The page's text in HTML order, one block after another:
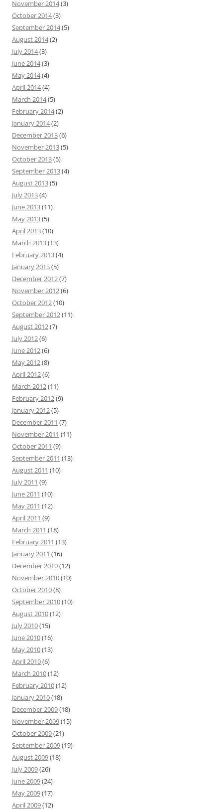
November 2014(3)
October 2014(3)
September 2014(5)
August 2014(2)
July 2014(3)
June 2014(3)
May 2014(4)
April 2014(4)
March 2014(5)
February 2014(2)
January 2014(2)
December 2013(6)
November 2013(5)
October 2013(5)
September 2013(4)
August 2013(5)
July 2013(4)
June 2013(11)
May 2013(5)
April 2013(10)
March 2013(13)
February 2013(4)
January 2013(5)
December 2012(7)
November 2012(6)
October 2012(10)
September 2012(11)
August 2012(7)
July 2012(6)
June 2012(6)
May 2012(8)
April 2012(6)
March 2012(11)
February 2012(9)
January 2012(5)
December 2011 (7)
November 2011 (11)
October 2011 (9)
September 2011 (13)
August 2011 (10)
July 2011 (9)
June 2011 (10)
May 2011 (12)
April 2011 (9)
March 2011 (18)
February 2011 (13)
January 2011 (16)
December 2010(12)
November 2010(10)
October 2010(8)
September 2010(10)
August 2010(12)
July 2010(15)
June 2010(16)
May 2010(13)
April 2010(6)
March 2010(12)
February 2010(12)
January 2010(18)
December 2009(18)
November 2009(15)
October 2009(21)
September 2009(19)
August 2009(18)
July 2009(26)
June 2009(24)
May 2009(17)
April 2009(12)